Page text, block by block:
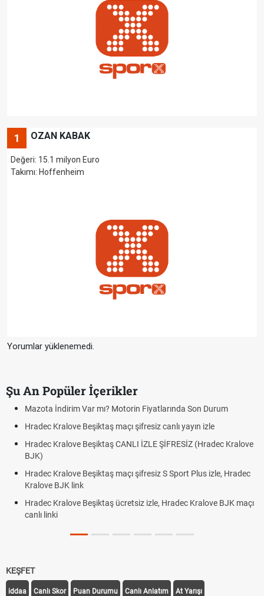
1 OZAN KABAK
Değeri: 15.1 milyon Euro
Takımı: Hoffenheim
Yorumlar yüklenemedi.
Şu An Popüler İçerikler
Son Durum
canlı yayın izle
ŞİFRESİZ (Hradec Kralove
S Sport Plus izle, Hradec
izle, Hradec Kralove BJK maçı
Hradec Kralove - Beşiktaş maçı
Hradec Kralove - Beşiktaş maçı
Röveşata Nedir? Röveşata Vuruşu
KEŞFET
iddaa Canlı Skor Puan Durumu Canlı Anlatım At Yarışı